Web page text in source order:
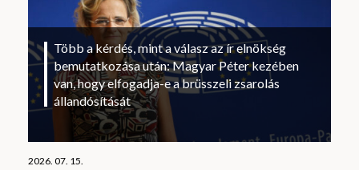
Több a kérdés, mint a válasz az ír elnökség
bemutatkozása után: Magyar Péter kezében
van, hogy elfogadja-e a brüsszeli zsarolás
állandósítását
2026. 07. 15.